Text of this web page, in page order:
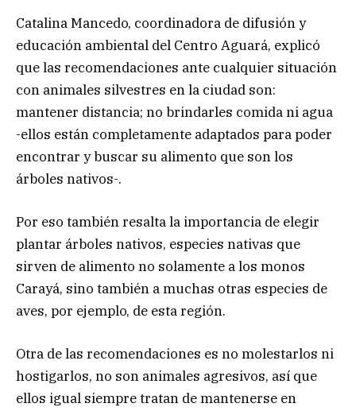
Catalina Mancedo, coordinadora de difusión y
educación ambiental del Centro Aguará, explicó
que las recomendaciones ante cualquier situación
con animales silvestres en la ciudad son:
mantener distancia; no brindarles comida ni agua
-ellos están completamente adaptados para poder
encontrar y buscar su alimento que son los
árboles nativos-.
Por eso también resalta la importancia de elegir
plantar árboles nativos, especies nativas que
sirven de alimento no solamente a los monos
Carayá, sino también a muchas otras especies de
aves, por ejemplo, de esta región.
Otra de las recomendaciones es no molestarlos ni
hostigarlos, no son animales agresivos, así que
ellos igual siempre tratan de mantenerse en